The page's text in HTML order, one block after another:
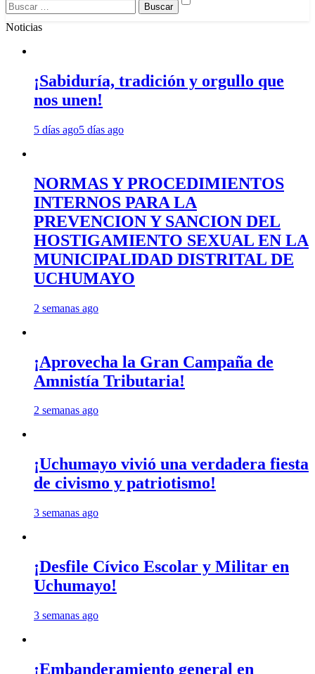
Buscar:
Noticias
¡Sabiduría, tradición y orgullo que
nos unen!
5 días ago5 días ago
NORMAS Y PROCEDIMIENTOS
INTERNOS PARA LA
PREVENCION Y SANCION DEL
HOSTIGAMIENTO SEXUAL EN LA
MUNICIPALIDAD DISTRITAL DE
UCHUMAYO
2 semanas ago
¡Aprovecha la Gran Campaña de
Amnistía Tributaria!
2 semanas ago
¡Uchumayo vivió una verdadera fiesta
de civismo y patriotismo!
3 semanas ago
¡Desfile Cívico Escolar y Militar en
Uchumayo!
3 semanas ago
¡Embanderamiento general en